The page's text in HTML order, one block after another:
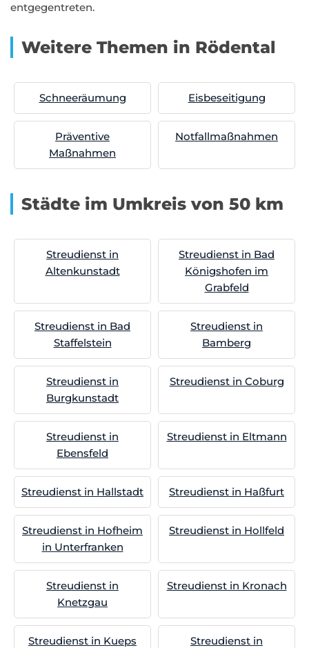
entgegentreten.
Weitere Themen in Rödental
Schneeräumung Eisbeseitigung
Präventive
Maßnahmen
Notfallmaßnahmen
Städte im Umkreis von 50 km
Streudienst in
Altenkunstadt
Streudienst in Bad
Königshofen im
Grabfeld
Streudienst in Bad
Staffelstein
Streudienst in
Bamberg
Streudienst in
Burgkunstadt
Streudienst in Coburg
Streudienst in
Ebensfeld
Streudienst in Eltmann
Streudienst in Hallstadt Streudienst in Haßfurt
Streudienst in Hofheim
in Unterfranken
Streudienst in Hollfeld
Streudienst in
Knetzgau
Streudienst in Kronach
Streudienst in Kueps
Streudienst in